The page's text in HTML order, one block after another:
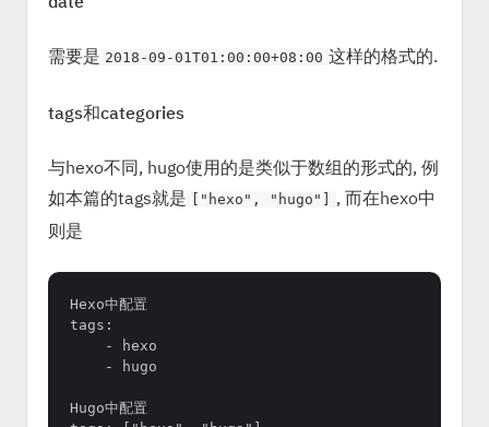
需要是 2018-09-01T01:00:00+08:00 这样的格式的.
tags和categories
与hexo不同, hugo使用的是类似于数组的形式的, 例
如本篇的tags就是
["hexo", "hugo"]
, 而在hexo中
则是
Hexo中配置
tags:
    - hexo
    - hugo
Hugo中配置